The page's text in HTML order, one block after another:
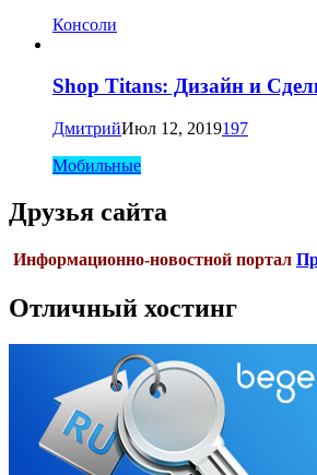
Консоли
Shop Titans: Дизайн и
ДмитрийИюл 12, 2019197
Мобильные
Друзья сайта
Информационно-новостной портал
Отличный хостинг